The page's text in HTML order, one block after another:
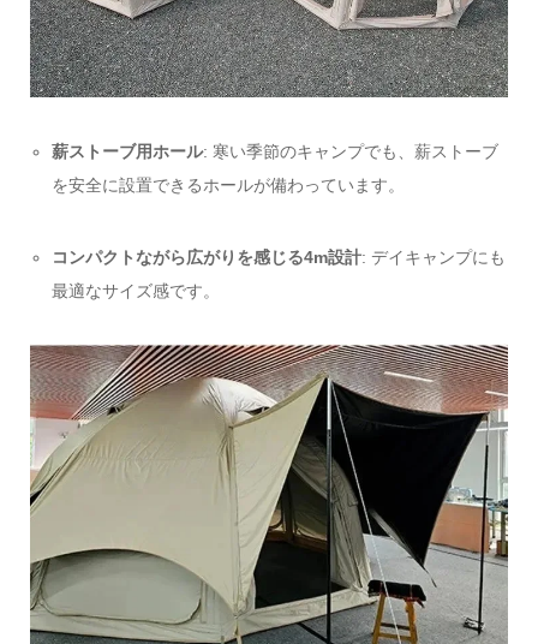
薪ストーブ用ホール: 寒い季節のキャンプでも、薪ストーブ
を安全に設置できるホールが備わっています。
コンパクトながら広がりを感じる4m設計: デイキャンプにも
最適なサイズ感です。